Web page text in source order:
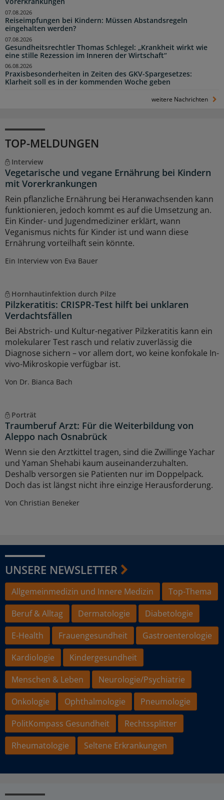
Reiseimpfungen bei Kindern: Müssen Abstandsregeln
eingehalten werden?
07.08.2026
Gesundheitsrechtler Thomas Schlegel: „Krankheit wirkt wie
eine stille Rezession im Inneren der Wirtschaft“
07.08.2026
Praxisbesonderheiten in Zeiten des GKV-Spargesetzes:
Klarheit soll es in der kommenden Woche geben
06.08.2026
weitere Nachrichten
TOP-MELDUNGEN
Interview
Vegetarische und vegane Ernährung bei Kindern
mit Vorerkrankungen
Rein pflanzliche Ernährung bei Heranwachsenden kann
funktionieren, jedoch kommt es auf die Umsetzung an.
Ein Kinder- und Jugendmediziner erklärt, wann
Veganismus nichts für Kinder ist und wann diese
Ernährung vorteilhaft sein könnte.
Ein Interview von Eva Bauer
Hornhautinfektion durch Pilze
Pilzkeratitis: CRISPR-Test hilft bei unklaren
Verdachtsfällen
Bei Abstrich- und Kultur-negativer Pilzkeratitis kann ein
molekularer Test rasch und relativ zuverlässig die
Diagnose sichern – vor allem dort, wo keine konfokale In-
vivo-Mikroskopie verfügbar ist.
Von Dr. Bianca Bach
Porträt
Traumberuf Arzt: Für die Weiterbildung von
Aleppo nach Osnabrück
Wenn sie den Arztkittel tragen, sind die Zwillinge Yachar
und Yaman Shehabi kaum auseinanderzuhalten.
Deshalb versorgen sie Patienten nur im Doppelpack.
Doch das ist längst nicht ihre einzige Herausforderung.
Von Christian Beneker
UNSERE NEWSLETTER
Allgemeinmedizin und Innere Medizin
Top-Thema
Beruf & Alltag
Dermatologie
Diabetologie
E-Health
Frauengesundheit
Gastroenterologie
Kardiologie
Kindergesundheit
Menschen & Leben
Neurologie/Psychiatrie
Onkologie
Ophthalmologie
Pneumologie
PolitKompass Gesundheit
Rechtssplitter
Rheumatologie
Seltene Erkrankungen